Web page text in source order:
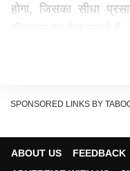
होगा, जिसका सीधा
सीजन सिर्फ नवीन
SPONSORED LINKS BY
ABOUT US FEEDBACK